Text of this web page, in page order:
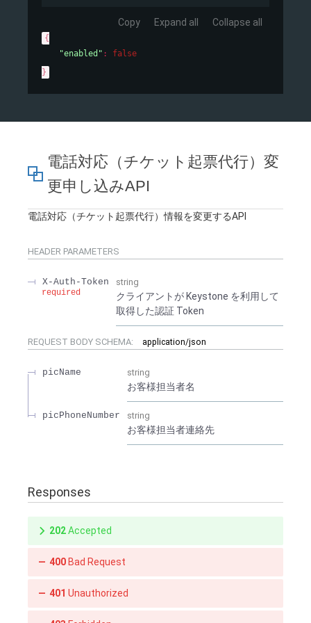
Copy Expand all Collapse all
{
"enabled" : false
}
電話対応（チケット起票代行）変
更申し込みAPI
電話対応（チケット起票代行）情報を変更するAPI
HEADER PARAMETERS
X-Auth-Token
required
string
クライアントが Keystone を利用して
取得した認証 Token
REQUEST BODY SCHEMA: application/json
picName string
お客様担当者名
picPhoneNumber string
お客様担当者連絡先
Responses
202Accepted
400 Bad Request
401 Unauthorized